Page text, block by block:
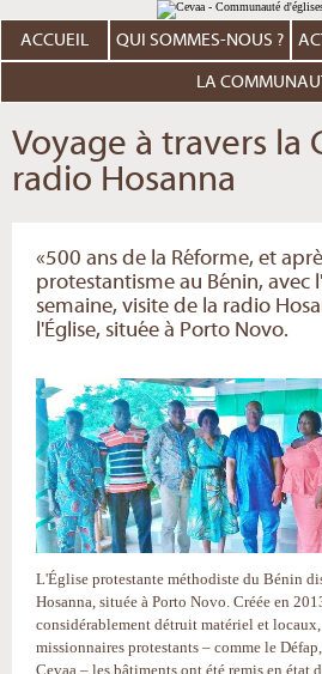
au
contenu.
Aller
personnels
ACCUEIL QUI SOMMES-NOUS ?
LA
Voyage à travers la
radio Hosanna
«500 ans de la Réforme, et
protestantisme au Bénin, avec
semaine, visite de la radio
l'Église, située à Porto Novo.
L'Église protestante méthodiste du Bénin
Hosanna, située à Porto Novo. Créée en
considérablement détruit matériel et
missionnaires protestants – comme le
Cevaa – les bâtiments ont été remis en état